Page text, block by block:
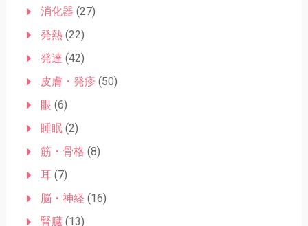
消化器 (27)
発熱(22)
発達 (42)
皮膚・発疹 (50)
眼 (6)
睡眠(2)
筋・骨格 (8)
耳(7)
脳・神経 (16)
腎臓 (13)